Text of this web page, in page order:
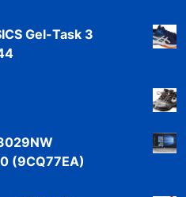
Gel-Task 3
(9CQ77EA)